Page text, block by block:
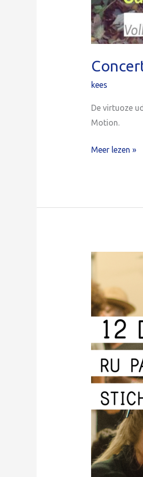
kees
De virtuoze
Motion.
Meer lezen »
Exodus
–
Global
Edition